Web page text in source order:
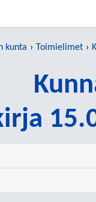
kunta Toimielimet